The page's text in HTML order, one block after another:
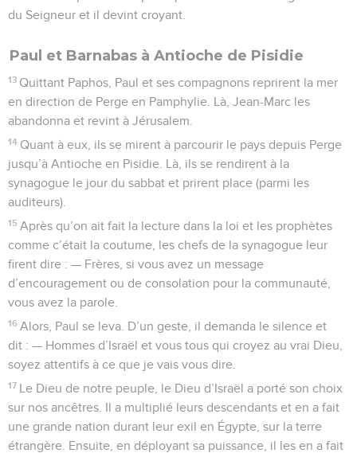
du Seigneur et il devint croyant.
Paul et Barnabas à Antioche de Pisidie
13 Quittant Paphos, Paul et ses compagnons reprirent la mer
en direction de Perge en Pamphylie. Là, Jean-Marc les
abandonna et revint à Jérusalem.
14 Quant à eux, ils se mirent à parcourir le pays depuis Perge
jusqu’à Antioche en Pisidie. Là, ils se rendirent à la
synagogue le jour du sabbat et prirent place (parmi les
auditeurs).
15 Après qu’on ait fait la lecture dans la loi et les prophètes
comme c’était la coutume, les chefs de la synagogue leur
firent dire : — Frères, si vous avez un message
d’encouragement ou de consolation pour la communauté,
vous avez la parole.
16 Alors, Paul se leva. D’un geste, il demanda le silence et
dit : — Hommes d’Israël et vous tous qui croyez au vrai Dieu,
soyez attentifs à ce que je vais vous dire.
17 Le Dieu de notre peuple, le Dieu d’Israël a porté son choix
sur nos ancêtres. Il a multiplié leurs descendants et en a fait
une grande nation durant leur exil en Égypte, sur la terre
étrangère. Ensuite, en déployant sa puissance, il les en a fait